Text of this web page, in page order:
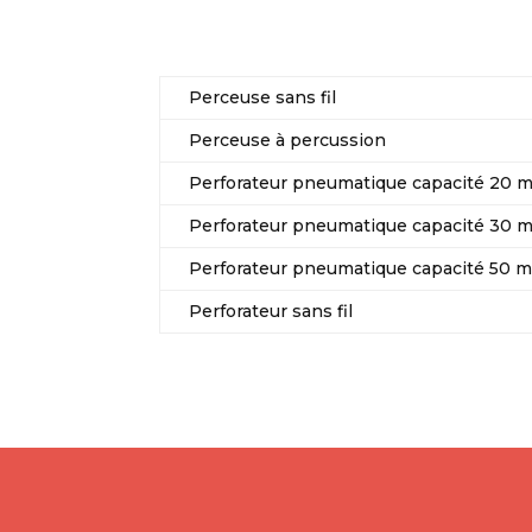
Perceuse sans fil
Perceuse à percussion
Perforateur pneumatique capacité 20
Perforateur pneumatique capacité 30
Perforateur pneumatique capacité 50
Perforateur sans fil